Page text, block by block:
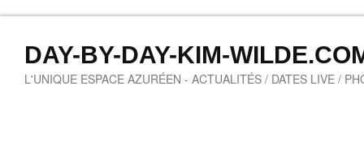
DAY-BY-DAY-KIM-
L'UNIQUE ESPACE AZURÉEN - ACTUALITÉS / DATES LIVE /